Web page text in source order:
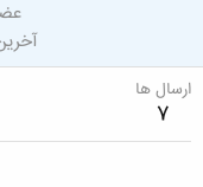
ارسال ها
7